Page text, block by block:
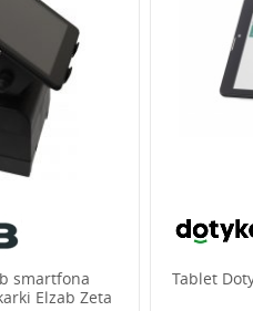
smartfona
Elzab Zeta
Tablet